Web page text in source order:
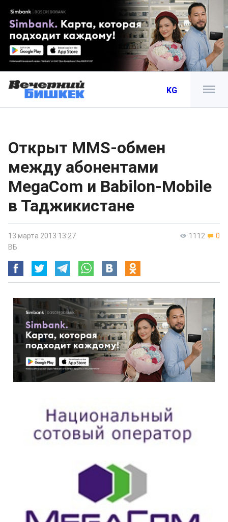
KG
Открыт MMS-обмен
между абонентами
MegaCom и Babilon-Mobile
в Таджикистане
1112 0
13 марта 2013 13:27
ВБ